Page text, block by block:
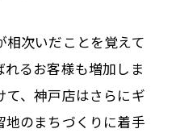
相次いだことを覚えて
るお客様も増加しま
て、神戸店はさらにギ
地のまちづくりに着手